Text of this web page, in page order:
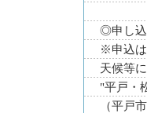
◎申し
※申込は
天候等
"平戸・
（平戸